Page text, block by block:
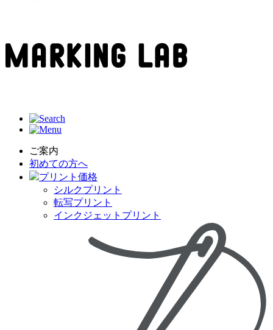
ご案内
初めての方へ
プリント価格
シルクプリント
転写プリント
インクジェットプリント